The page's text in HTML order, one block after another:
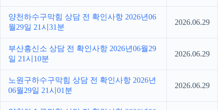
양천하수구막힘 상담 전 확인사항 2026년06
월29일 21시31분
2026.06.29
부산흥신소 상담 전 확인사항 2026년06월29
일 21시10분
2026.06.29
노원구하수구막힘 상담 전 확인사항 2026년
06월29일 21시01분
2026.06.29